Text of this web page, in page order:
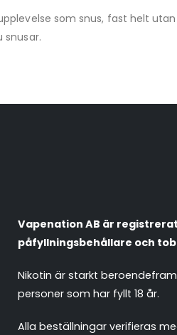
som snus, fast helt
snusar.
Vapenation AB är
påfyllningsbehållare och
Nikotin är starkt
personer som har fyllt 18 år.
Alla beställningar verifieras